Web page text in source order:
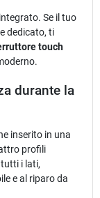
Se il tuo
dedicato, ti
touch
durante la
inserito in una
profili
i lati,
e al riparo da